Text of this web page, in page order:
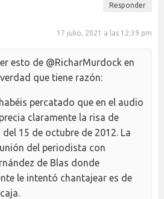
Responder
17 julio, 2021 a las 12:39 pm
esto de @RicharMurdock en
que tiene razón:
percatado que en el audio
claramente la risa de
del 15 de octubre de 2012. La
del periodista con
de Blas donde
le intentó chantajear es de